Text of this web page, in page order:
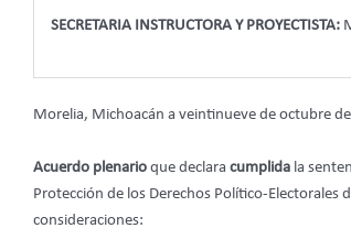
SECRETARIA INSTRUCTORA Y PROYECTISTA:
Morelia, Michoacán a veintinueve de octubre
Acuerdo plenario que declara cumplida la
Protección de los Derechos Político-Electorales
consideraciones: